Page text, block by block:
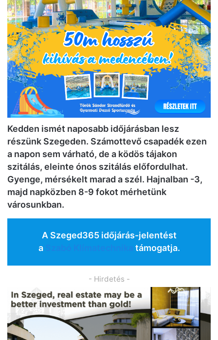
Kedden ismét naposabb időjárásban lesz
részünk Szegeden. Számottevő csapadék ezen
a napon sem várható, de a ködös tájakon
szitálás, eleinte ónos szitálás előfordulhat.
Gyenge, mérsékelt marad a szél. Hajnalban -3,
majd napközben 8-9 fokot mérhetünk
városunkban.
A Szeged365 időjárás-jelentést
a
támogatja.
- Hirdetés -